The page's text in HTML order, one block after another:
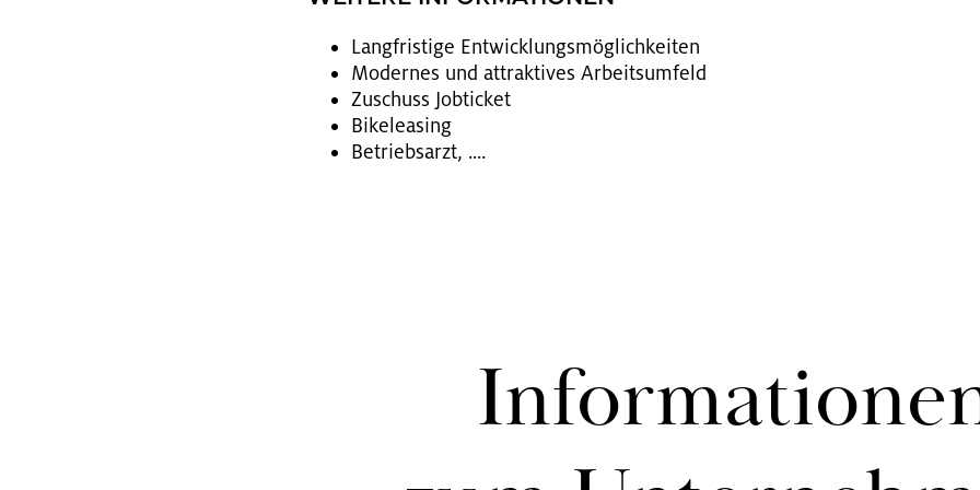
Lang­fris­ti­ge Ent­wick­lungs­mög­lich­kei­ten
Mo­der­nes und at­trak­ti­ves Ar­beits­um­feld
Zu­schuss Job­ti­cket
Bi­kelea­sing
Be­triebs­arzt, ....